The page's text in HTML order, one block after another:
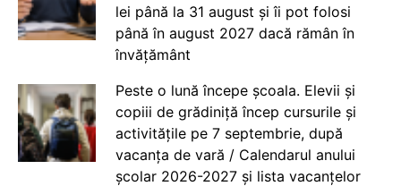
lei până la 31 august și îi pot folosi
până în august 2027 dacă rămân în
învățământ
Peste o lună începe școala. Elevii și
copiii de grădiniță încep cursurile și
activitățile pe 7 septembrie, după
vacanța de vară / Calendarul anului
școlar 2026-2027 și lista vacanțelor